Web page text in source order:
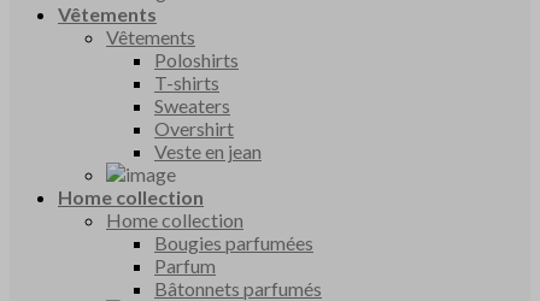
Vêtements
Vêtements
Poloshirts
T-shirts
Sweaters
Overshirt
Veste en jean
Home collection
Home collection
Bougies parfumées
Parfum
Bâtonnets parfumés